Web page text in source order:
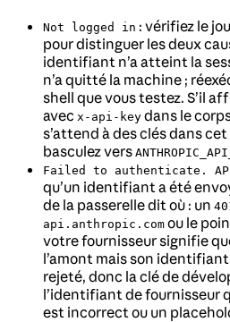
Not logged in : vérifiez le
pour distinguer les deux
identifiant n’a atteint la
n’a quitté la machine ;
shell que vous testez. S’il
avec x-api-key dans le
s’attend à des clés dans
basculez vers
Failed to authenticate.
qu’un identifiant a été
de la passerelle dit où : un
api.anthropic.com ou le
votre fournisseur signifie
l’amont mais son
rejeté, donc la clé de
l’identifiant de fournisseur
est incorrect ou un